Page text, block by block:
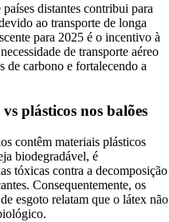
distantes contribui para
ao transporte de longa
para 2025 é o incentivo à
de transporte aéreo
de carbono e fortalecendo a
plásticos nos balões
contêm materiais plásticos
biodegradável, é
tóxicas contra a decomposição
Consequentemente, os
esgoto relatam que o látex não